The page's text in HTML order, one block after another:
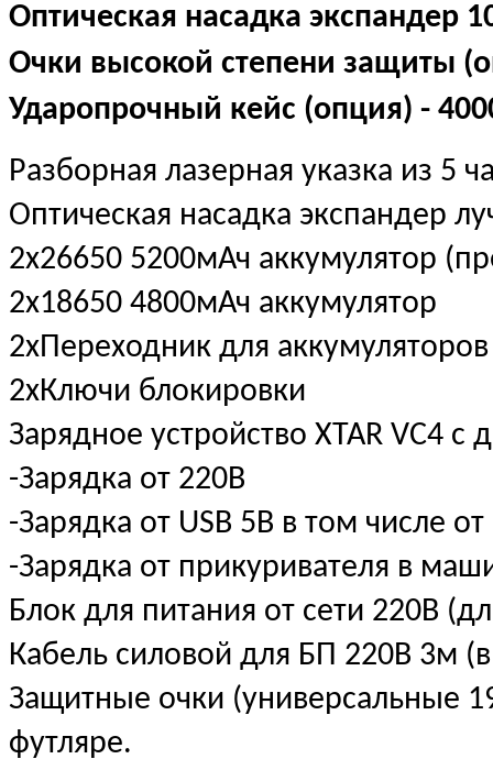
Оптическая насадка экспандер
Очки высокой степени защиты
Ударопрочный кейс (опция) -
Разборная лазерная указка из 5
Оптическая насадка экспандер
2х26650 5200мАч аккумулятор
2х18650 4800мАч аккумулятор
2хПереходник для аккумуляторов
2хКлючи блокировки
Зарядное устройство XTAR VC4
-Зарядка от 220В
-Зарядка от USB 5В в том числе
-Зарядка от прикуривателя в
Блок для питания от сети 220В
Кабель силовой для БП 220В 3м
Защитные очки (универсальные
футляре.